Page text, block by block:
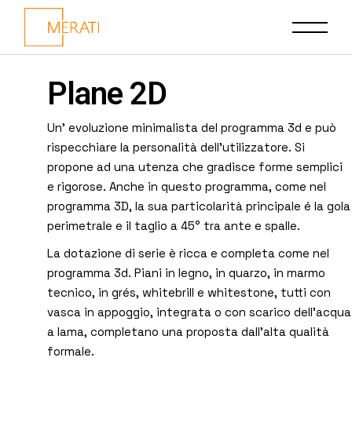
Plane 2D
Un’ evoluzione minimalista del programma 3d e può
rispecchiare la personalità dell’utilizzatore. Si
propone ad una utenza che gradisce forme semplici
e rigorose. Anche in questo programma, come nel
programma 3D, la sua particolarità principale é la gola
perimetrale e il taglio a 45° tra ante e spalle.
La dotazione di serie è ricca e completa come nel
programma 3d. Piani in legno, in quarzo, in marmo
tecnico, in grés, whitebrill e whitestone, tutti con
vasca in appoggio, integrata o con scarico dell’acqua
a lama, completano una proposta dall’alta qualità
formale.